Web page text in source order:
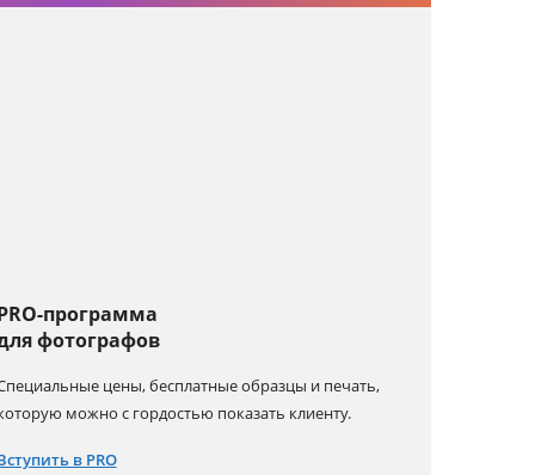
программа
фотографов
цены, бесплатные образцы и печать,
можно с гордостью показать клиенту.
в PRO